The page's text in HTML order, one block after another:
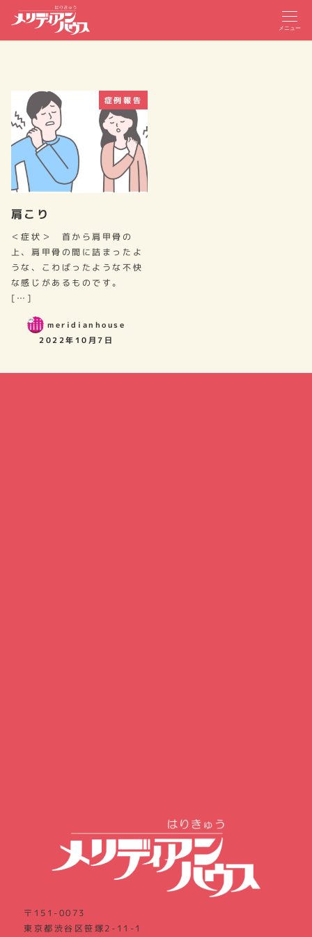
メニュー
症例報告
肩こり
＜症状＞ 首から肩甲骨の
上、肩甲骨の間に詰まったよ
うな、こわばったような不快
な感じがあるものです。
[…]
meridianhouse
2022年10月7日
〒151-0073
東京都渋谷区笹塚2-11-1